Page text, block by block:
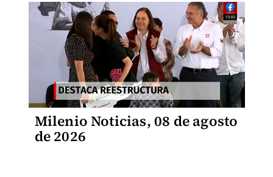
Milenio Noticias, 08 de agosto
de 2026